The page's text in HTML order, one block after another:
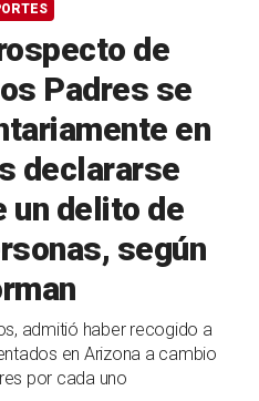
de
Padres se
en
declararse
un delito de
según
admitió haber recogido a
en Arizona a cambio
por cada uno